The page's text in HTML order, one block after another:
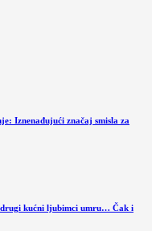
Iznenađujući značaj smisla za
kućni ljubimci umru… Čak i